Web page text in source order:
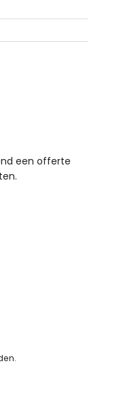
een offerte